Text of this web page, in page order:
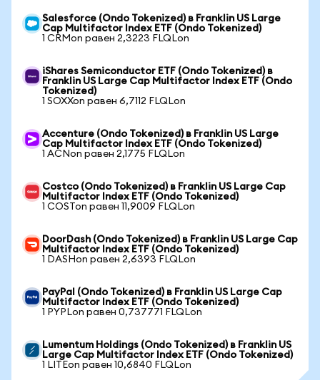
Salesforce (Ondo Tokenized) в Franklin US Large
Cap Multifactor Index ETF (Ondo Tokenized)
1 CRMon равен 2,3223 FLQLon
iShares Semiconductor ETF (Ondo Tokenized) в
Franklin US Large Cap Multifactor Index ETF (Ondo
Tokenized)
1 SOXXon равен 6,7112 FLQLon
Accenture (Ondo Tokenized) в Franklin US Large
Cap Multifactor Index ETF (Ondo Tokenized)
1 ACNon равен 2,1775 FLQLon
Costco (Ondo Tokenized) в Franklin US Large Cap
Multifactor Index ETF (Ondo Tokenized)
1 COSTon равен 11,9009 FLQLon
DoorDash (Ondo Tokenized) в Franklin US Large Cap
Multifactor Index ETF (Ondo Tokenized)
1 DASHon равен 2,6393 FLQLon
PayPal (Ondo Tokenized) в Franklin US Large Cap
Multifactor Index ETF (Ondo Tokenized)
1 PYPLon равен 0,737771 FLQLon
Lumentum Holdings (Ondo Tokenized) в Franklin US
Large Cap Multifactor Index ETF (Ondo Tokenized)
1 LITEon равен 10,6840 FLQLon